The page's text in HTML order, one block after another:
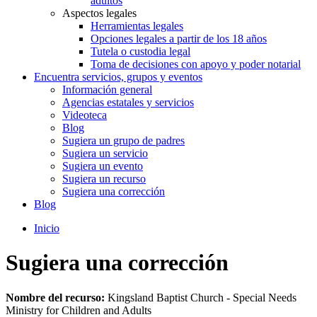
Aspectos legales
Herramientas legales
Opciones legales a partir de los 18 años
Tutela o custodia legal
Toma de decisiones con apoyo y poder notarial
Encuentra servicios, grupos y eventos
Información general
Agencias estatales y servicios
Videoteca
Blog
Sugiera un grupo de padres
Sugiera un servicio
Sugiera un evento
Sugiera un recurso
Sugiera una corrección
Blog
Inicio
Sugiera una corrección
Leave
this
Nombre del recurso: Kingsland Baptist Church - Special Needs
Ministry for Children and Adults